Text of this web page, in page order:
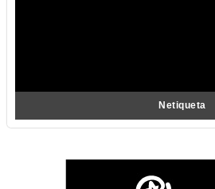
Netiqueta